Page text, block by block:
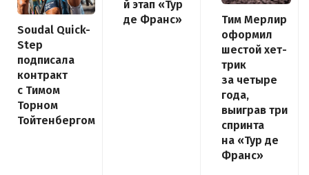
Soudal Quick-
Step
подписала
контракт
с Тимом
Торном
Тойтенбергом
й этап «Тур
де Франс»
Тим Мерлир
оформил
шестой хет-
трик
за четыре
года,
выиграв три
спринта
на «Тур де
Франс»